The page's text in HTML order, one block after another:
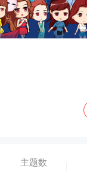
主题数